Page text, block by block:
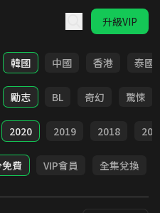
升級VIP
韓國 中國 香港 泰國
勵志 BL 奇幻 驚悚
2020 2019 2018
費 VIP會員 全集兌換